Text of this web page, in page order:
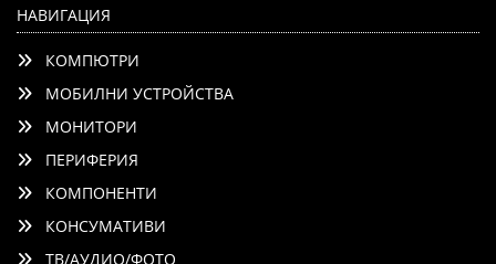
НАВИГАЦИЯ
КОМПЮТРИ
МОБИЛНИ УСТРОЙСТВА
МОНИТОРИ
ПЕРИФЕРИЯ
КОМПОНЕНТИ
КОНСУМАТИВИ
ТВ/АУДИО/ФОТО